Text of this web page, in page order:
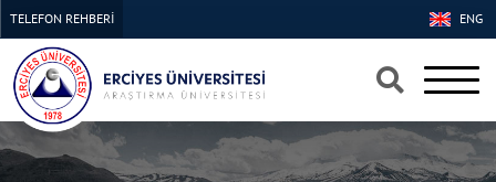
×
×
ENG
TELEFON REHBERİ